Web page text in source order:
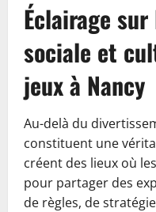
Éclairage
sociale et
jeux à Nancy
Au-delà du
constituent une
créent des lieux où
pour partager des
de règles, de